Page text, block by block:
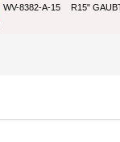
WV-8382-A-15 R15"